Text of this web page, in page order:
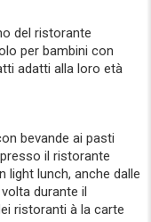
del ristorante
per bambini con
adatti alla loro età
bevande ai pasti
il ristorante
light lunch, anche dalle
durante il
ristoranti à la carte